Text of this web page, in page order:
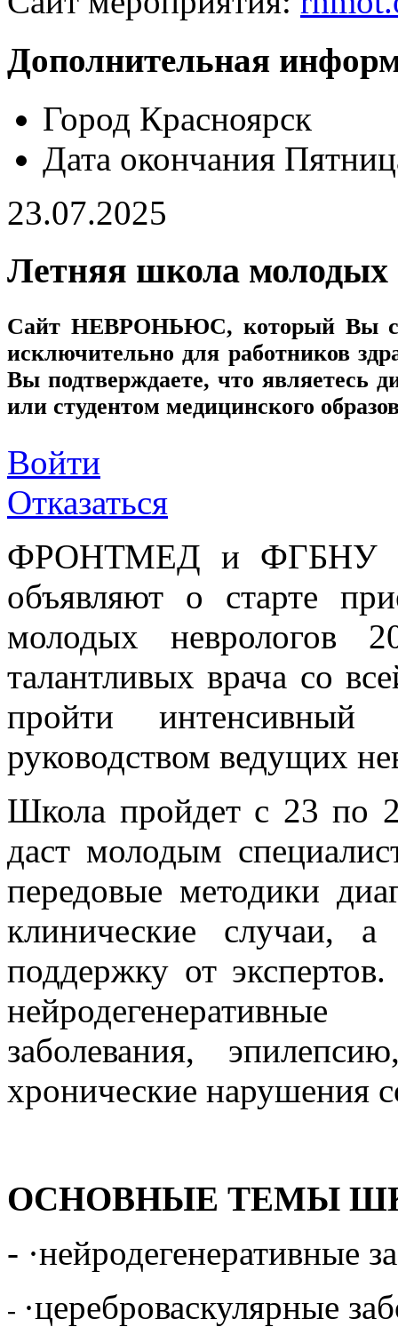
Дополнительная
Город Красноярск
Дата окончания
23.07.2025
Летняя школа молодых
Сайт НЕВРОНЬЮС, который Вы
исключительно для работников
Вы подтверждаете, что являетесь
или студентом медицинского
Войти
Отказаться
ФРОНТМЕД и ФГБНУ
объявляют о старте
молодых неврологов
талантливых врача со
пройти интенсивный
руководством ведущих
Школа пройдет с 23 по
даст молодым
передовые методики
клинические случаи,
поддержку от
заболевания,
хронические нарушения
ОСНОВНЫЕ ТЕМЫ
- ·нейродегенеративные
- ·цереброваскулярные